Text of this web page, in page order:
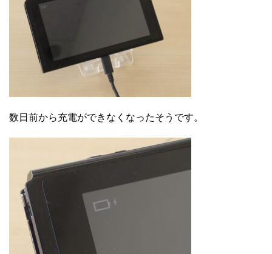
数日前から充電ができなくなったそうです。